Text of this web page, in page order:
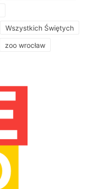
Wszystkich Świętych
zoo wrocław